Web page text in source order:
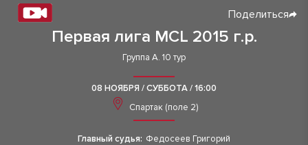
Первая лига MCL 2015 г.р.
Поделиться
Группа А. 10 тур
08 НОЯБРЯ / СУББОТА / 16:00
Спартак (поле 2)
Главный судья: Федосеев Григорий